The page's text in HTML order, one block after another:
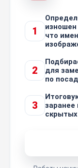
1
что
2
для
по
3
заранее